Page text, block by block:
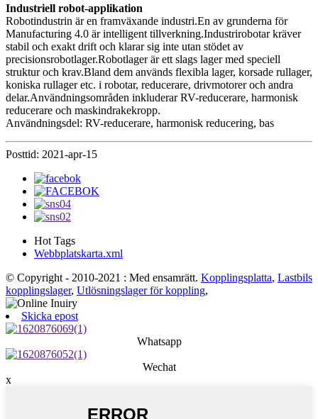
Industriell robot-applikation
Robotindustrin är en framväxande industri.En av grunderna för
Manufacturing 4.0 är intelligent tillverkning.Industrirobotar kräver
stabil och exakt drift och klarar sig inte utan stödet av
precisionsrobotlager.Robotlager är ett slags lager med speciell
struktur och krav.Bland dem används flexibla lager, korsade rullager,
koniska rullager etc. i robotar, reducerare, drivmotorer och andra
delar.Användningsområden inkluderar RV-reducerare, harmonisk
reducerare och maskindrakekropp.
Användningsdel: RV-reducerare, harmonisk reducering, bas
Posttid: 2021-apr-15
Hot Tags
Webbplatskarta.xml
© Copyright - 2010-2021 : Med ensamrätt. Kopplingsplatta, Lastbils
kopplingslager, Utlösningslager för koppling,
Skicka epost
Whatsapp
Wechat
x